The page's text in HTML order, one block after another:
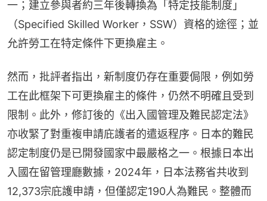
一；建立參與者約三年後轉換為「特定技能制度」
（Specified Skilled Worker，SSW）資格的途徑；並
允許勞工在特定條件下更換雇主。
然而，批評者指出，新制度仍存在重要侷限，例如勞
工在此框架下可更換雇主的條件，仍然不明確且受到
限制。此外，修訂後的《出入國管理及難民認定法》
亦收緊了對重複申請庇護者的遣返程序。日本的難民
認定制度仍是已開發國家中最嚴格之一。根據日本出
入國在留管理廳數據，2024年，日本法務省共收到
12,373宗庇護申請，但僅認定190人為難民。整體而